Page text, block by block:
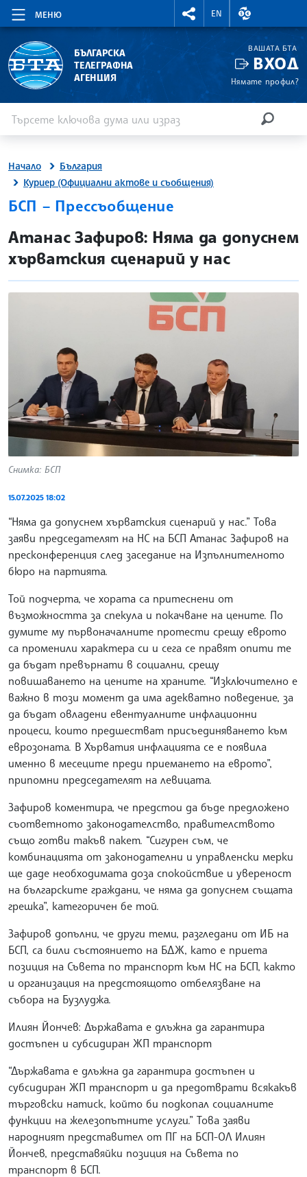
МЕНЮ
RIGHTMENU.SOCIAL
EN
ВАЛУТНИ
БЪЛГАРСКА
ТЕЛЕГРАФНА
АГЕНЦИЯ
ВАШАТА БТА
ВХОД
Нямате профил?
Начало
България
Куриер (Официални актове и съобщения)
БСП – Прессъобщение
site.bta
Атанас Зафиров: Няма да допуснем
хърватския сценарий у нас
Снимка: БСП
15.07.2025 18:02
“Няма да допуснем хърватския сценарий у нас.” Това
заяви председателят на НС на БСП Атанас Зафиров на
пресконференция след заседание на Изпълнителното
бюро на партията.
Той подчерта, че хората са притеснени от
възможността за спекула и покачване на цените. По
думите му първоначалните протести срещу еврото
са променили характера си и сега се правят опити те
да бъдат превърнати в социални, срещу
повишаването на цените на храните. “Изключително е
важно в този момент да има адекватно поведение, за
да бъдат овладени евентуалните инфлационни
процеси, които предшестват присъединяването към
еврозоната. В Хърватия инфлацията се е появила
именно в месеците преди приемането на еврото”,
припомни председателят на левицата.
Зафиров коментира, че предстои да бъде предложено
съответното законодателство, правителството
също готви такъв пакет. “Сигурен съм, че
комбинацията от законодателни и управленски мерки
ще даде необходимата доза спокойствие и увереност
на българските граждани, че няма да допуснем същата
грешка”, категоричен бе той.
Зафиров допълни, че други теми, разгледани от ИБ на
БСП, са били състоянието на БДЖ, като е приета
позиция на Съвета по транспорт към НС на БСП, както
и организация на предстоящото отбелязване на
събора на Бузлуджа.
Илиян Йончев: Държавата е длъжна да гарантира
достъпен и субсидиран ЖП транспорт
“Държавата е длъжна да гарантира достъпен и
субсидиран ЖП транспорт и да предотврати всякакъв
търговски натиск, който би подкопал социалните
функции на железопътните услуги.” Това заяви
народният представител от ПГ на БСП-ОЛ Илиян
Йончев, представяйки позиция на Съвета по
транспорт в БСП.